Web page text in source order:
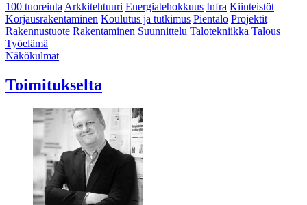
100 tuoreintaArkkitehtuuri Energiatehokkuus Infra Kiinteistöt
Korjausrakentaminen Koulutus ja tutkimus Pientalo Projektit
Rakennustuote Rakentaminen Suunnittelu Talotekniikka Talous
Työelämä
Näkökulmat
Toimitukselta